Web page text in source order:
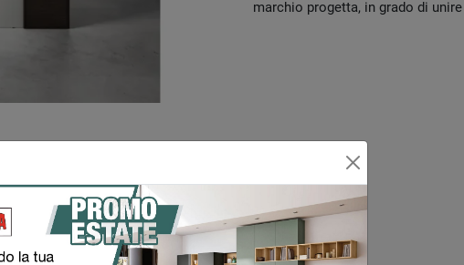
marchio progetta, in grado di
RICHIEDI INFORMAZIONI